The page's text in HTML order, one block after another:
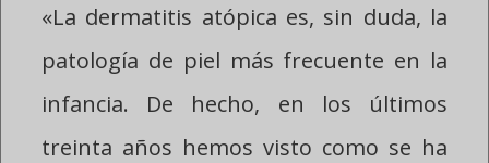
«La dermatitis atópica es, sin duda, la
patología de piel más frecuente en la
infancia. De hecho, en los últimos
treinta años hemos visto como se ha